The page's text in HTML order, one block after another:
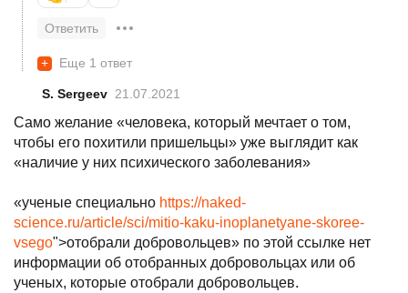
Ответить
+ Еще 1 ответ
S. Sergeev 21.07.2021
Само желание «человека, который мечтает о том,
чтобы его похитили пришельцы» уже выглядит как
«наличие у них психического заболевания»
«ученые специально https://naked-
science.ru/article/sci/mitio-kaku-inoplanetyane-skoree-
vsego">отобрали добровольцев» по этой ссылке нет
информации об отобранных добровольцах или об
ученых, которые отобрали добровольцев.